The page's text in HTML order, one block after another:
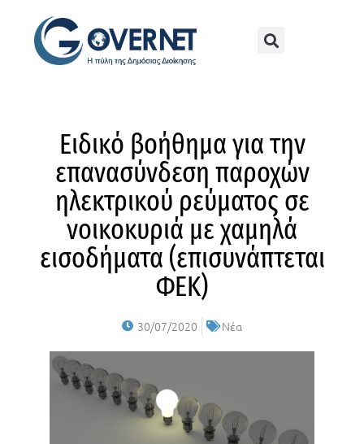
Eιδικό βοήθημα για την
επανασύνδεση παροχών
ηλεκτρικού ρεύματος σε
νοικοκυριά με χαμηλά
εισοδήματα (επισυνάπτεται
ΦΕΚ)
30/07/2020 Νέα